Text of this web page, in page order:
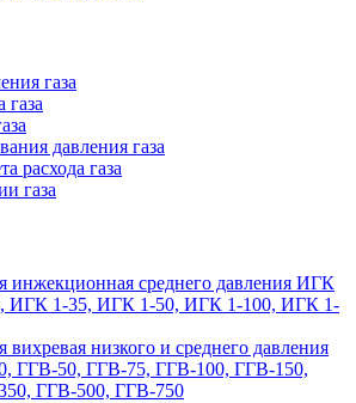
газа
газа
давления газа
расхода газа
газа
инжекционная среднего давления ИГК
ИГК 1-35, ИГК 1-50, ИГК 1-100, ИГК 1-
вихревая низкого и среднего давления
ГГВ-50, ГГВ-75, ГГВ-100, ГГВ-150,
ГГВ-500, ГГВ-750